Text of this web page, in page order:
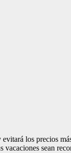
los precios
sean